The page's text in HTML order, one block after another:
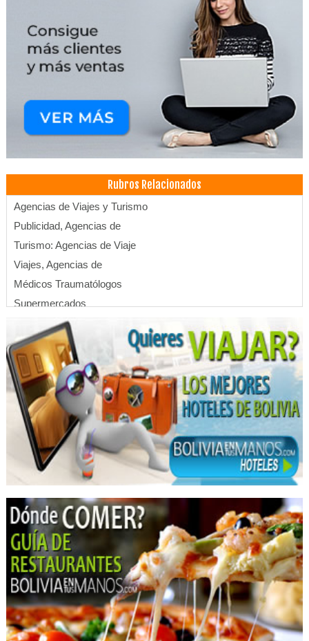
Rubros Relacionados
Agencias de Viajes y Turismo
Publicidad, Agencias de
Turismo: Agencias de Viaje
Viajes, Agencias de
Médicos Traumatólogos
Supermercados
Operadora de Turismo
Operadores Turisticos
Turismo
Barbería
Cosmetología
Cortes de cabello
Estilistas
Peluquerías
Hotels
Artículos para el Hogar
Adornos para el hogar
Cortinas y Persianas
Decoración de cortinas
Decoración de Interiores
Diseño de Interiores
Decoraciones